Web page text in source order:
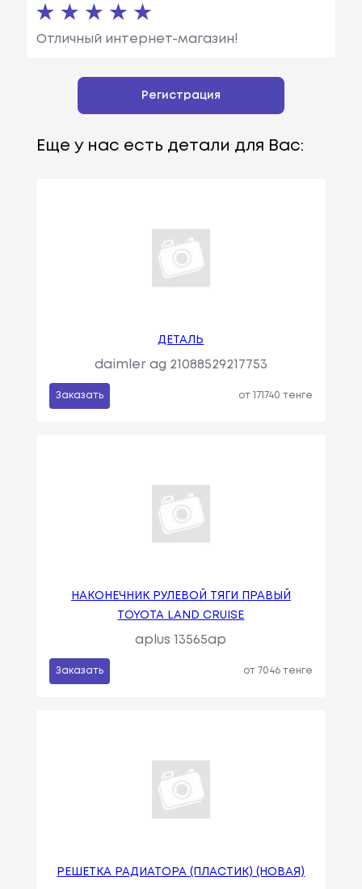
Отличный интернет-магазин!
Регистрация
Еще у нас есть детали для Вас:
ДЕТАЛЬ
daimler ag 21088529217753
Заказать от 171740 тенге
НАКОНЕЧНИК РУЛЕВОЙ ТЯГИ ПРАВЫЙ
TOYOTA LAND CRUISE
aplus 13565ap
Заказать от 7046 тенге
РЕШЕТКА РАДИАТОРА (ПЛАСТИК) (НОВАЯ)